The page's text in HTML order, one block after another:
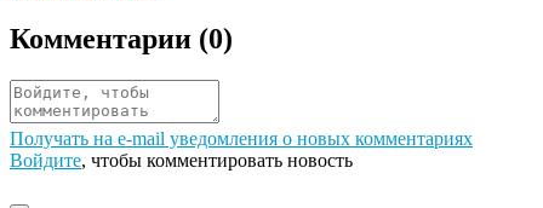
Комментарии (0)
Получать на e‑mail уведомления о новых комментариях
Войдите, чтобы комментировать новость